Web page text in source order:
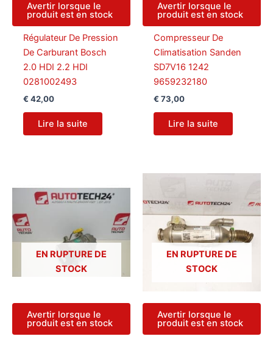
Avertir lorsque le
produit est en stock
Régulateur De Pression
De Carburant Bosch
2.0 HDI 2.2 HDI
0281002493
€ 42,00
Lire la suite
Avertir lorsque le
produit est en stock
Compresseur De
Climatisation Sanden
SD7V16 1242
9659232180
€ 73,00
Lire la suite
EN RUPTURE DE
STOCK
Avertir lorsque le
produit est en stock
EN RUPTURE DE
STOCK
Avertir lorsque le
produit est en stock